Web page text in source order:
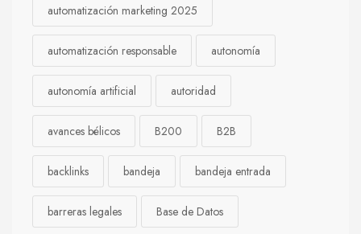
automatización marketing 2025
automatización responsable autonomía
autonomía artificial autoridad
avances bélicos B200 B2B
backlinks bandeja bandeja entrada
barreras legales Base de Datos